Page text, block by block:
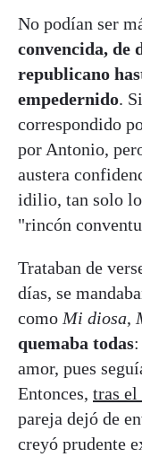
No podían ser
convencida, de
republicano
empedernido.
correspondido
por Antonio,
austera
idilio, tan solo
"rincón
Trataban de
días, se
como Mi diosa,
quemaba todas
amor, pues
Entonces, tras
pareja dejó de
creyó prudente